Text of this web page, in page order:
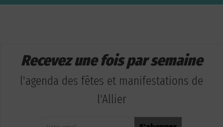
Recevez une fois par semaine
l'agenda des fêtes et manifestations de
l'Allier